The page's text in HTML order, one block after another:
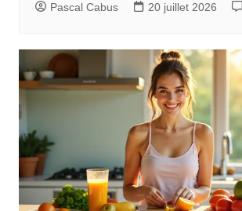
Pascal Cabus 20 juillet 2026